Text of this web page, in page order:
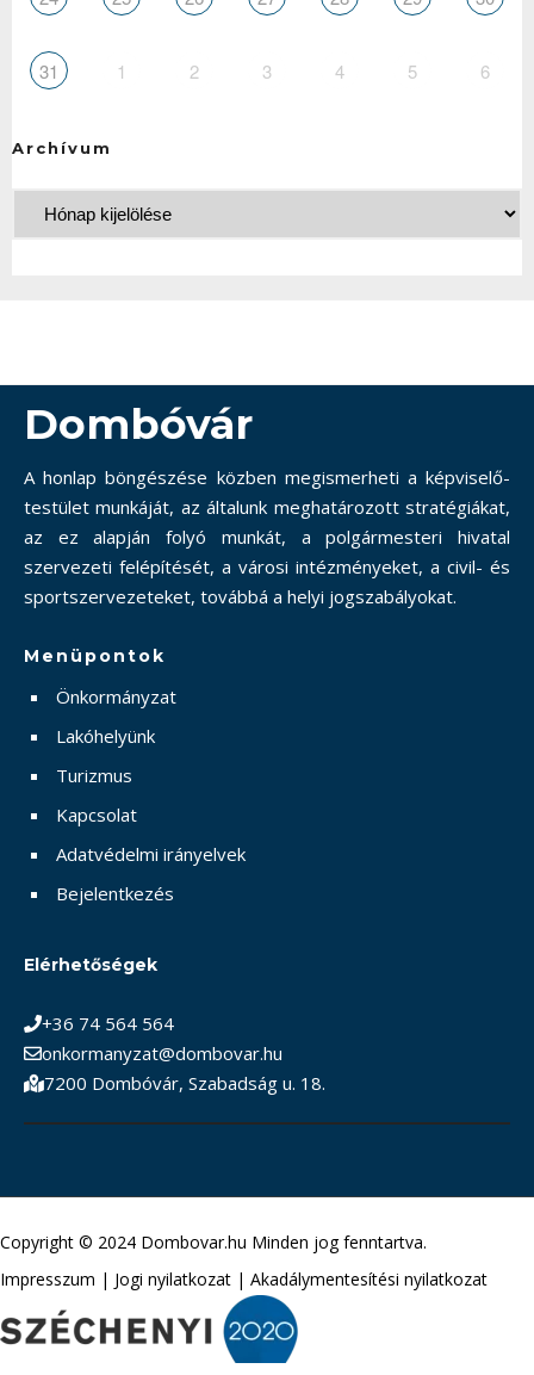
31 1 2 3 4 5 6
Archívum
Dombóvár
A honlap böngészése közben megismerheti a képviselő-
testület munkáját, az általunk meghatározott stratégiákat,
az ez alapján folyó munkát, a polgármesteri hivatal
szervezeti felépítését, a városi intézményeket, a civil- és
sportszervezeteket, továbbá a helyi jogszabályokat.
Menüpontok
Önkormányzat
Lakóhelyünk
Turizmus
Kapcsolat
Adatvédelmi irányelvek
Bejelentkezés
Elérhetőségek
+36 74 564 564
onkormanyzat@dombovar.hu
7200 Dombóvár, Szabadság u. 18.
Copyright © 2024 Dombovar.hu Minden jog fenntartva.
Impresszum | Jogi nyilatkozat | Akadálymentesítési nyilatkozat